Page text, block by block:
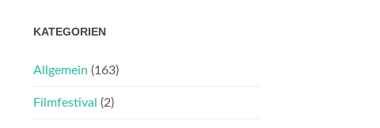
KATEGORIEN
Allgemein (163)
Filmfestival (2)